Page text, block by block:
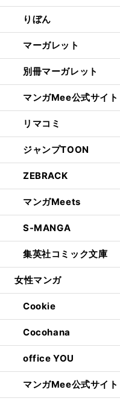
りぼん
マーガレット
別冊マーガレット
マンガMee公式サイト
リマコミ
ジャンプTOON
ZEBRACK
マンガMeets
S-MANGA
集英社コミック文庫
女性マンガ
Cookie
Cocohana
office YOU
マンガMee公式サイト